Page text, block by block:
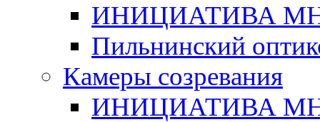
ИНИЦИАТИВА
Пильнинский
Камеры созревания
ИНИЦИАТИВА